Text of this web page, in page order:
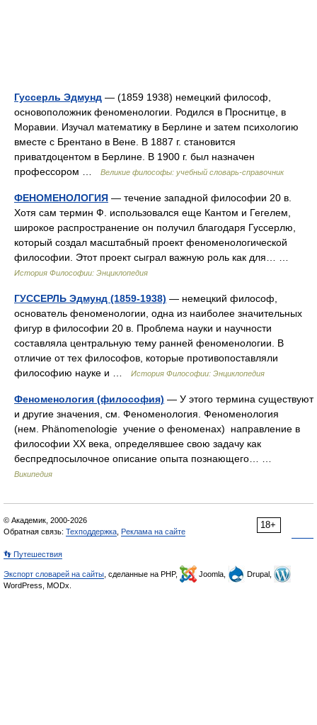
Гуссерль Эдмунд — (1859 1938) немецкий философ,
основоположник феноменологии. Родился в Проснитце, в
Моравии. Изучал математику в Берлине и затем психологию
вместе с Брентано в Вене. В 1887 г. становится
приватдоцентом в Берлине. В 1900 г. был назначен
профессором …
Великие философы: учебный словарь-справочник
ФЕНОМЕНОЛОГИЯ — течение западной философии 20 в.
Хотя сам термин Ф. использовался еще Кантом и Гегелем,
широкое распространение он получил благодаря Гуссерлю,
который создал масштабный проект феноменологической
философии. Этот проект сыграл важную роль как для… …
История Философии: Энциклопедия
ГУССЕРЛЬ Эдмунд (1859-1938) — немецкий философ,
основатель феноменологии, одна из наиболее значительных
фигур в философии 20 в. Проблема науки и научности
составляла центральную тему ранней феноменологии. В
отличие от тех философов, которые противопоставляли
философию науке и …
История Философии: Энциклопедия
Феноменология (философия) — У этого термина существуют
и другие значения, см. Феноменология. Феноменология
(нем. Phänomenologie учение о феноменах) направление в
философии XX века, определявшее свою задачу как
беспредпосылочное описание опыта познающего… …
Википедия
18+
© Академик, 2000-2026
Обратная связь: Техподдержка Реклама на сайте
👣 Путешествия
Экспорт словарей на сайты , сделанные на PHP, Joomla,
Drupal,
WordPress, MODx.